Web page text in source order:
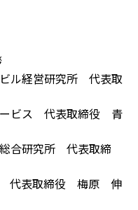
ル経営研究所 代表取
ービス 代表取締役 青
合研究所 代表取締
代表取締役 梅原 伸